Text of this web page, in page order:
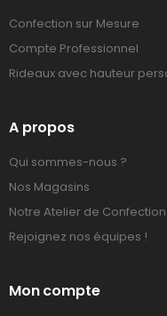
Confection sur Mesure
Compte Professionnel
Rideaux avec hauteur
A propos
Qui sommes-nous ?
Nos Magasins
Notre Atelier de Confection
Rejoignez nos équipes !
Mon compte